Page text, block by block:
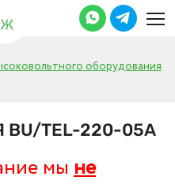
оборудования
TEL-220-05А
мы не